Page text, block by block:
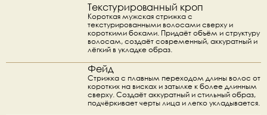
Текстурированный кроп
Короткая мужская стрижка с
текстурированными волосами сверху и
короткими боками. Придаёт объём и структуру
волосам, создаёт современный, аккуратный и
лёгкий в укладке образ.
Фейд
Стрижка с плавным переходом длины волос от
коротких на висках и затылке к более длинным
сверху. Создаёт аккуратный и стильный образ,
подчёркивает черты лица и легко укладывается.